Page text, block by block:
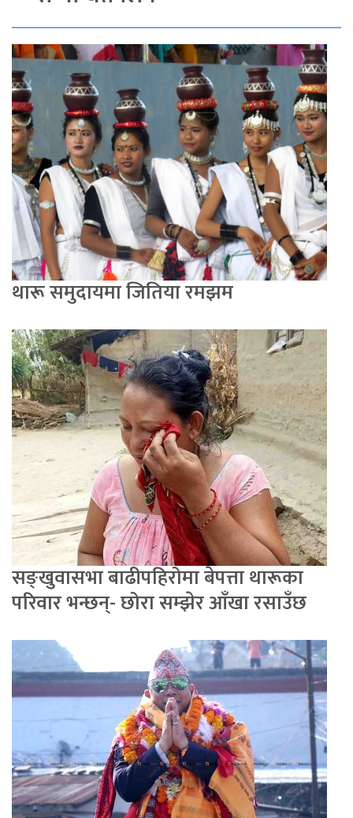
थारू समुदायमा जितिया रमझम
सङ्खुवासभा बाढीपहिरोमा बेपत्ता थारूका
परिवार भन्छन्- छोरा सम्झेर आँखा रसाउँछ